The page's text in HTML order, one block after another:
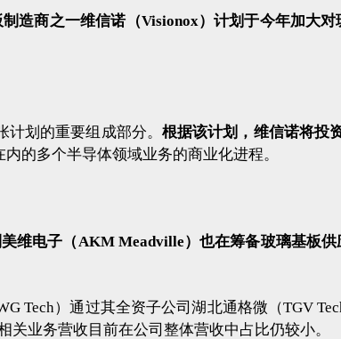
造商之一维信诺（Visionox）计划于今年加大
划的重要组成部分。 根据该计划，维信诺将投
的多个半导体领域业务的商业化进程。
维电子（AKM Meadville）也在筹备玻璃基板
）通过其全资子公司湖北通格微（TGV
业务营收目前在公司整体营收中占比仍较小。